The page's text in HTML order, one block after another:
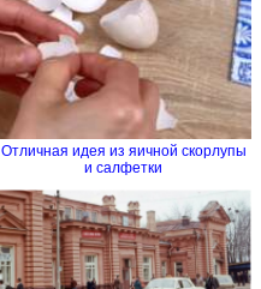
Отличная идея из яичной скорлупы
и салфетки